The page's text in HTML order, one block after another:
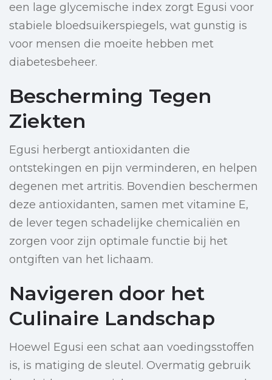
een lage glycemische index zorgt Egusi voor
stabiele bloedsuikerspiegels, wat gunstig is
voor mensen die moeite hebben met
diabetesbeheer.
Bescherming Tegen
Ziekten
Egusi herbergt antioxidanten die
ontstekingen en pijn verminderen, en helpen
degenen met artritis. Bovendien beschermen
deze antioxidanten, samen met vitamine E,
de lever tegen schadelijke chemicaliën en
zorgen voor zijn optimale functie bij het
ontgiften van het lichaam.
Navigeren door het
Culinaire Landschap
Hoewel Egusi een schat aan voedingsstoffen
is, is matiging de sleutel. Overmatig gebruik